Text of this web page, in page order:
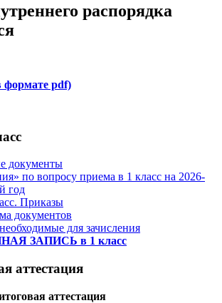
распорядка
формате pdf)
документы
по вопросу приема в 1 класс на 2026-
год
Приказы
документов
для зачисления
ЗАПИСЬ в 1 класс
аттестация
аттестация